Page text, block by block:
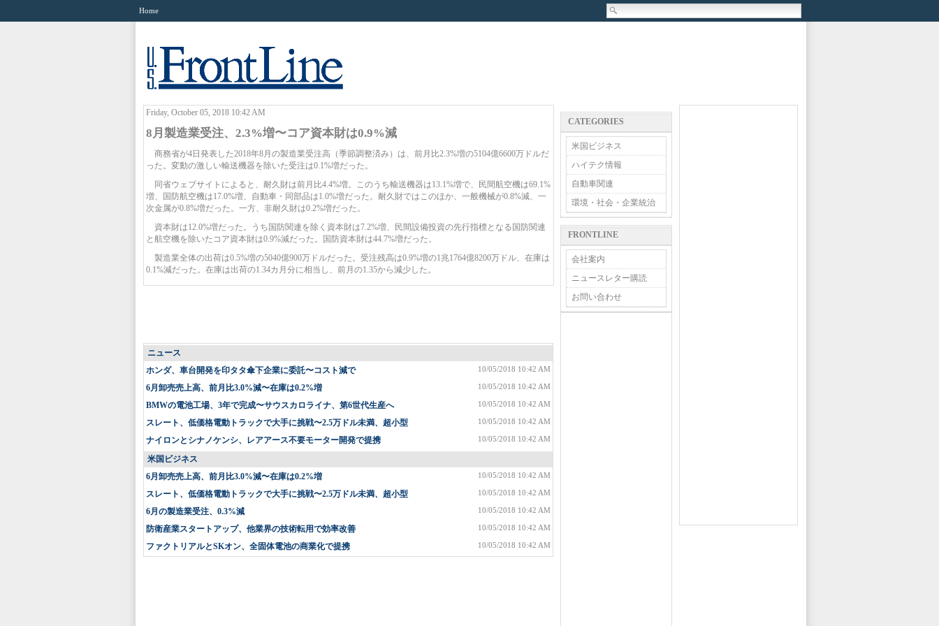
Home
Friday, October 05, 2018 10:42 AM
8月製造業受注、2.3%増〜コア資本財は0.9%減
商務省が4日発表した2018年8月の製造業受注高（季節調整済み）は、前月比2.3%増の5104億6600万ドルだ
った。変動の激しい輸送機器を除いた受注は0.1%増だった。
同省ウェブサイトによると、耐久財は前月比4.4%増。このうち輸送機器は13.1%増で、民間航空機は69.1%
増、国防航空機は17.0%増、自動車・同部品は1.0%増だった。耐久財ではこのほか、一般機械が0.8%減、一
次金属が0.8%増だった。一方、非耐久財は0.2%増だった。
資本財は12.0%増だった。うち国防関連を除く資本財は7.2%増、民間設備投資の先行指標となる国防関連
と航空機を除いたコア資本財は0.9%減だった。国防資本財は44.7%増だった。
製造業全体の出荷は0.5%増の5040億900万ドルだった。受注残高は0.9%増の1兆1764億8200万ドル、在庫は
0.1%減だった。在庫は出荷の1.34カ月分に相当し、前月の1.35から減少した。
ニュース
10/05/2018 10:42 AM
ホンダ、車台開発を印タタ傘下企業に委託〜コスト減で
10/05/2018 10:42 AM
6月卸売売上高、前月比3.0%減〜在庫は0.2%増
10/05/2018 10:42 AM
BMWの電池工場、3年で完成〜サウスカロライナ、第6世代生産へ
10/05/2018 10:42 AM
スレート、低価格電動トラックで大手に挑戦〜2.5万ドル未満、超小型
10/05/2018 10:42 AM
ナイロンとシナノケンシ、レアアース不要モーター開発で提携
米国ビジネス
10/05/2018 10:42 AM
6月卸売売上高、前月比3.0%減〜在庫は0.2%増
10/05/2018 10:42 AM
スレート、低価格電動トラックで大手に挑戦〜2.5万ドル未満、超小型
10/05/2018 10:42 AM
6月の製造業受注、0.3%減
10/05/2018 10:42 AM
防衛産業スタートアップ、他業界の技術転用で効率改善
10/05/2018 10:42 AM
ファクトリアルとSKオン、全固体電池の商業化で提携
CATEGORIES
米国ビジネス
ハイテク情報
自動車関連
環境・社会・企業統治
FRONTLINE
会社案内
ニュースレター購読
お問い合わせ